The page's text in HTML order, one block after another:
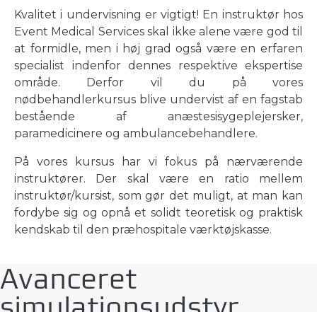
Kvalitet i undervisning er vigtigt! En instruktør hos
Event Medical Services skal ikke alene være god til
at formidle, men i høj grad også være en erfaren
specialist indenfor dennes respektive ekspertise
område. Derfor vil du på vores
nødbehandlerkursus blive undervist af en fagstab
bestående af anæstesisygeplejersker,
paramedicinere og ambulancebehandlere.
På vores kursus har vi fokus på nærværende
instruktører. Der skal være en ratio mellem
instruktør/kursist, som gør det muligt, at man kan
fordybe sig og opnå et solidt teoretisk og praktisk
kendskab til den præhospitale værktøjskasse.
Avanceret